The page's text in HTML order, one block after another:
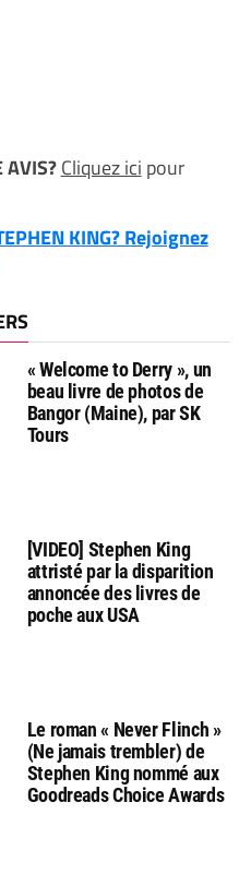
AVIS?Cliquez ici pour
KING? Rejoignez
« Welcome to Derry », un
beau livre de photos de
Bangor (Maine), par SK
Tours
[VIDEO] Stephen King
attristé par la disparition
annoncée des livres de
poche aux USA
Le roman « Never Flinch »
(Ne jamais trembler) de
Stephen King nommé aux
Goodreads Choice Awards